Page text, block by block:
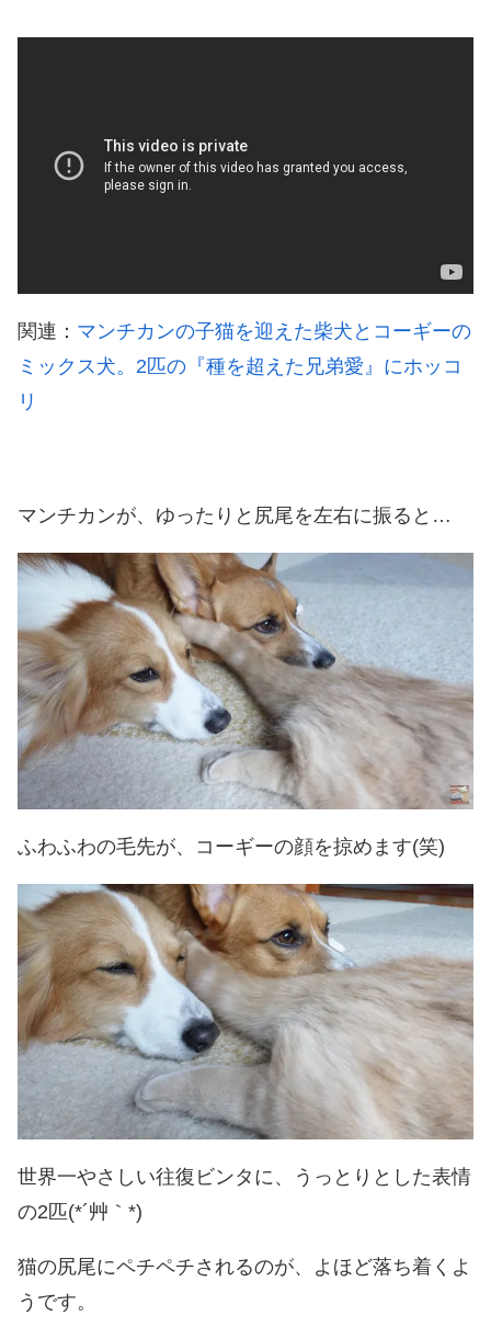
関連： マンチカンの子猫を迎えた柴犬とコーギーの
ミックス犬。2匹の『種を超えた兄弟愛』にホッコ
リ
マンチカンが、ゆったりと尻尾を左右に振ると…
ふわふわの毛先が、コーギーの顔を掠めます(笑)
世界一やさしい往復ビンタに、うっとりとした表情
の2匹(*´艸｀*)
猫の尻尾にペチペチされるのが、よほど落ち着くよ
うです。